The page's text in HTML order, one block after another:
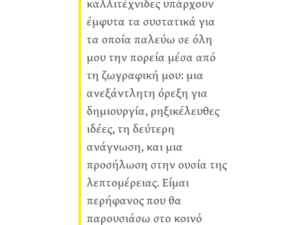
έμφυτα τα συστατικά για
τα οποία παλεύω σε όλη
μου την πορεία μέσα από
τη ζωγραφική μου: μια
ανεξάντλητη όρεξη για
δημιουργία, ρηξικέλευθες
ιδέες, τη δεύτερη
ανάγνωση, και μια
προσήλωση στην ουσία της
λεπτομέρειας. Είμαι
περήφανος που θα
παρουσιάσω στο κοινό